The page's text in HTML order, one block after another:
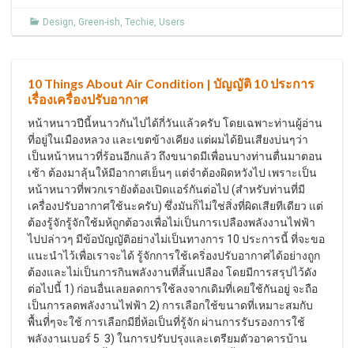
Design, Green-ish, Techie, Users
10 Things About Air Condition | บัญญัติ 10 ประการ
เรื่องเครื่องปรับอากาศ
หน้าหนาวปีนี้หนาวกันไปได้กี่วันแล้วครับ โดยเฉพาะท่านผู้อ่าน
ที่อยู่ในเมืองหลวง และเขตข้างเคียง แต่ผมได้ยินเสียงบ่นๆว่า
เป็นหน้าหนาวที่ร้อนอีกแล้ว ถึงขนาดมีเพื่อนบางท่านตื่นมาตอน
เช้า ต้องมาลุ้นให้มีอากาศเย็นๆ แต่จำต้องผิดหวังไป เพราะเป็น
หน้าหนาวที่พวกเรายังต้องเปิดแอร์กันต่อไป (สำหรับท่านที่มี
เครื่องปรับอากาศใช้นะครับ) ซึ่งมันก็ไม่ใช่สิ่งที่ผิดเสียทีเดียว แต่
ต้องรู้จักรู้จักใช้มห้ถูกต้อวงเพื่อไม่เป็นการเปลืองพลังงานไฟฟ้า
ไปปล่าวๆ มีข้อบัญญัติอย่างไม่เป็นทางการ 10 ประการนี้ ที่จะขอ
แนะนำไว้เพื่อเราจะได้ รู้จักการใช้เคริ่องปรับอากาศได้อย่างถูก
ต้องและไม่เป็นการกินพลังงานที่สิ้นเปลือง โดยมีการสรุปไว้ดัง
ต่อไปนี้ 1) ก่อนอื่นเลยลดการใช้ลงจากเดิมที่เคยใช้กันอยู่ จะถือ
เป็นการลดพลังงานไฟฟ้า 2) การเลือกใช้ขนาดที่เหมาะสมกับ
พื้นที่่ๆจะใช้ การเลือกมียี่ห้อเป็นที่รู้จัก ผ่านการรับรองการใช้
พลังงานเบอร์ 5 3) ในการปรับปรุงและเตรียมตัวอาคารบ้าน